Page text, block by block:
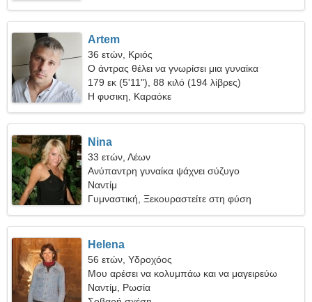
Artem
36 ετών, Κριός
Ο άντρας θέλει να γνωρίσει μια γυναίκα
179 εκ (5'11"), 88 κιλό (194 λίβρες)
Η φυσικη, Καραόκε
Nina
33 ετών, Λέων
Ανύπαντρη γυναίκα ψάχνει σύζυγο
Ναντίμ
Γυμναστική, Ξεκουραστείτε στη φύση
Helena
56 ετών, Υδροχόος
Μου αρέσει να κολυμπάω και να μαγειρεύω
Ναντίμ, Ρωσία